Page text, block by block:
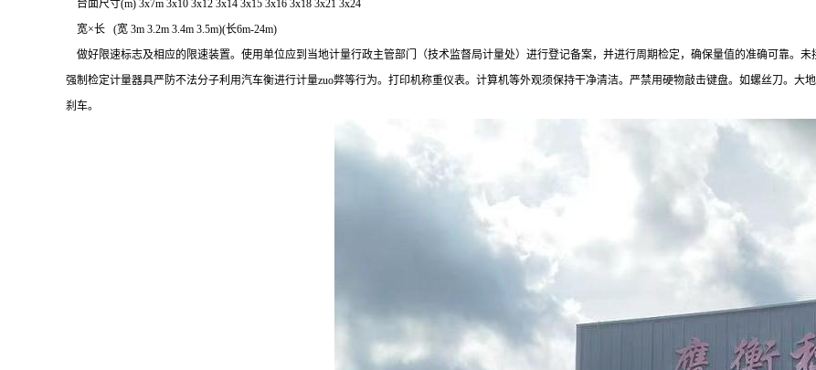
台面尺寸(m) 3x7m 3x10 3x12 3x14 3x15 3x16 3x18 3x21 3x24
宽×长 (宽 3m 3.2m 3.4m 3.5m)(长6m-24m)
做好限速标志及相应的限速装置。使用单位应到当地计量行政主管部门（技术监督局计量处）进行登记备案，并进行周期检定，确保量值的准确可靠。
强制检定计量器具严防不法分子利用汽车衡进行计量zuo弊等行为。打印机称重仪表。计算机等外观须保持干净清洁。严禁用硬物敲击键盘。如螺丝刀。大
刹车。